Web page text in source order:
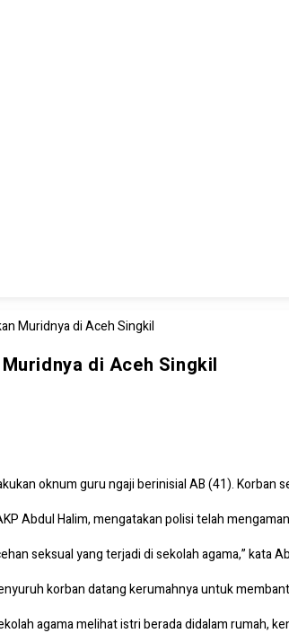
di Aceh Singkil
oknum guru ngaji berinisial AB (41). Korban
Abdul Halim, mengatakan polisi telah
seksual yang terjadi di sekolah agama,” kata
korban datang kerumahnya untuk
agama melihat istri berada didalam